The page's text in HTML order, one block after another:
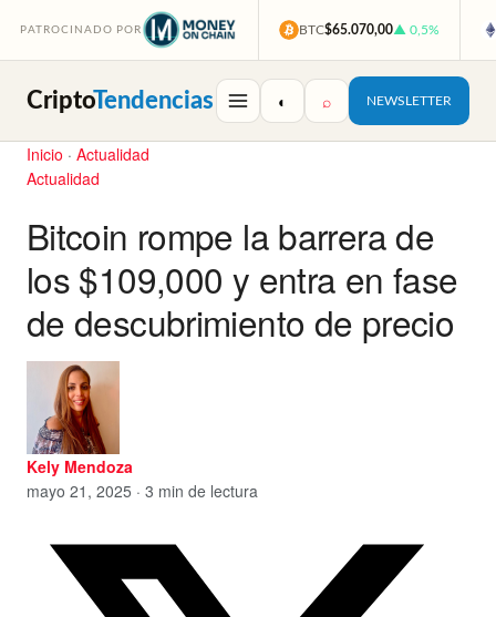
PATROCINADO POR BTC$65.070,00▲ 0,5%
CriptoTendencias ◐ ⌕ NEWSLETTER
Inicio · Actualidad
Actualidad
Bitcoin rompe la barrera de
los $109,000 y entra en fase
de descubrimiento de precio
Kely Mendoza
mayo 21, 2025 · 3 min de lectura